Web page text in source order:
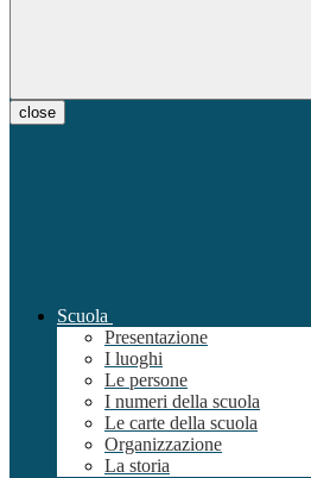
close
Scuola
Presentazione
I luoghi
Le persone
I numeri della scuola
Le carte della scuola
Organizzazione
La storia